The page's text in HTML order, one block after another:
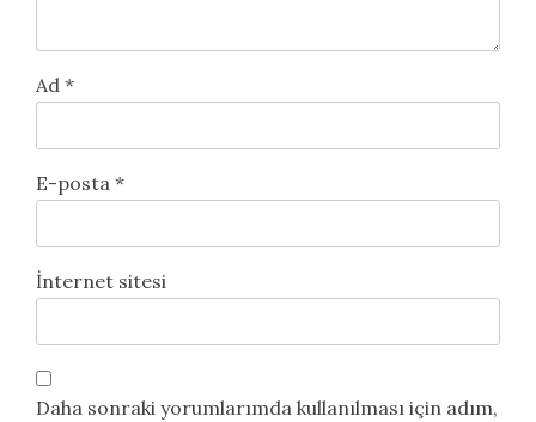
Ad *
E-posta *
İnternet sitesi
Daha sonraki yorumlarımda kullanılması için adım,